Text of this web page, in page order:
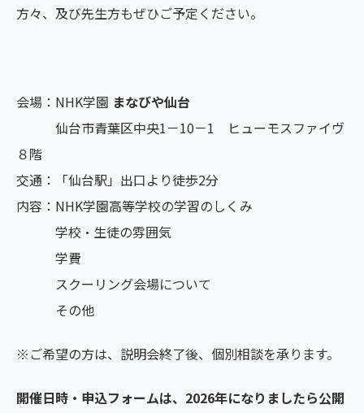
方々、及び先生方もぜひご予定ください。
会場：NHK学園 まなびや仙台
仙台市青葉区中央1－10－1 ヒューモスファイヴ
８階
交通：「仙台駅」出口より徒歩2分
内容：NHK学園高等学校の学習のしくみ
学校・生徒の雰囲気
学費
スクーリング会場について
その他
※ご希望の方は、説明会終了後、個別相談を承ります。
開催日時・申込フォームは、2026年になりましたら公開